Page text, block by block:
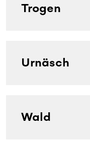
Trogen
Urnäsch
Wald